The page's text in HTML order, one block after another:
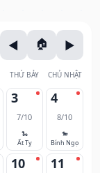
THỨ BẢY CHỦ NHẬT
3
7/10
🐍
Ất Tỵ
4
8/10
🐎
Bính Ngọ
10 11